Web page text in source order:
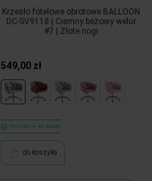
Krzesło fotelowe obrotowe BALLOON
DC-SV9118 | Ciemny beżowy welur
#7 | Złote nogi
549,00 zł
Wysyłka w 48 godzin
do koszyka